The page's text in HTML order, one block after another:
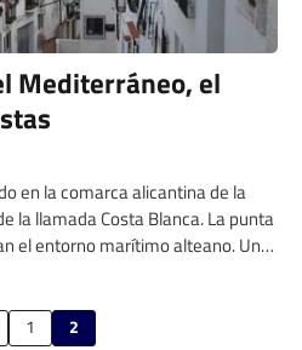
Mediterráneo, el
en la comarca alicantina de la
la llamada Costa Blanca. La punta
el entorno marítimo alteano. Un
1 2